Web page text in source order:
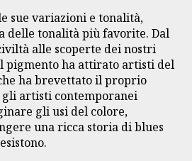
sue variazioni e tonalità,
delle tonalità più favorite. Dal
alle scoperte dei nostri
pigmento ha attirato artisti del
ha brevettato il proprio
artisti contemporanei
gli usi del colore,
una ricca storia di blues